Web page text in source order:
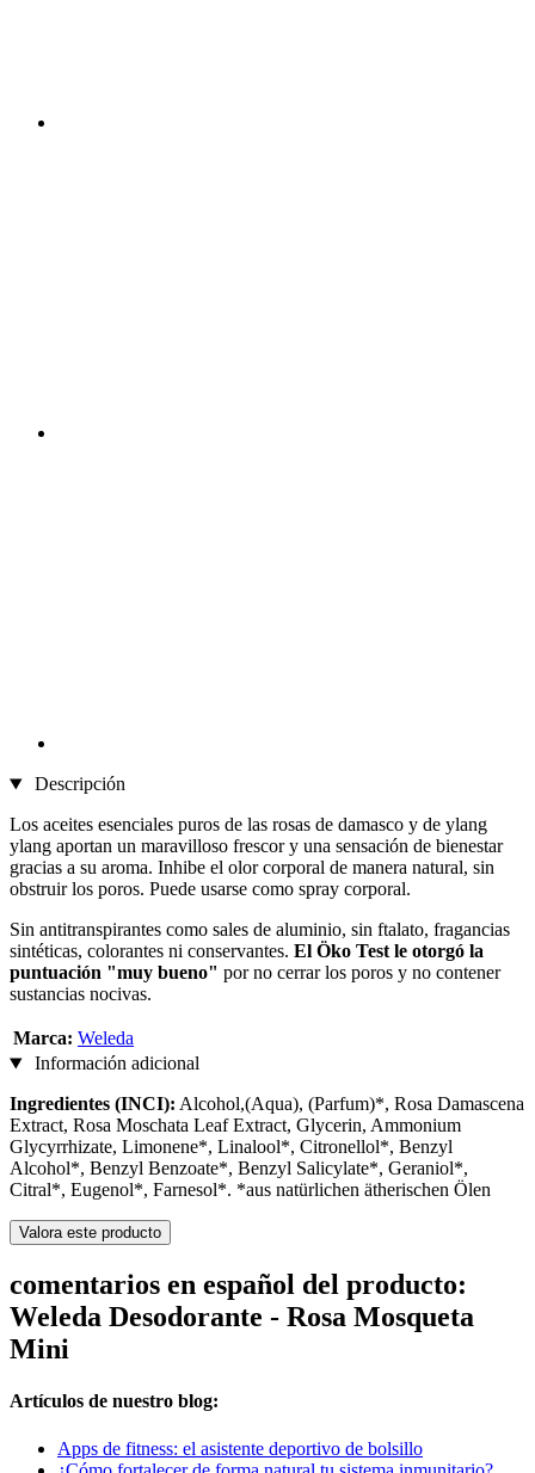
Descripción
Los aceites esenciales puros de las rosas de damasco y de ylang
ylang aportan un maravilloso frescor y una sensación de bienestar
gracias a su aroma. Inhibe el olor corporal de manera natural, sin
obstruir los poros. Puede usarse como spray corporal.
Sin antitranspirantes como sales de aluminio, sin ftalato, fragancias
sintéticas, colorantes ni conservantes. El Öko Test le otorgó la
puntuación "muy bueno" por no cerrar los poros y no contener
sustancias nocivas.
Marca: Weleda
Información adicional
Ingredientes (INCI): Alcohol,(Aqua), (Parfum)*, Rosa Damascena
Extract, Rosa Moschata Leaf Extract, Glycerin, Ammonium
Glycyrrhizate, Limonene*, Linalool*, Citronellol*, Benzyl
Alcohol*, Benzyl Benzoate*, Benzyl Salicylate*, Geraniol*,
Citral*, Eugenol*, Farnesol*. *aus natürlichen ätherischen Ölen
Valora este producto
comentarios en español del producto:
Weleda Desodorante - Rosa Mosqueta
Mini
Artículos de nuestro blog:
Apps de fitness: el asistente deportivo de bolsillo